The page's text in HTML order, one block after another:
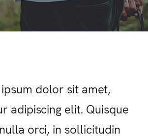
dolor sit amet,
adipiscing elit. Quisque
orci, in sollicitudin